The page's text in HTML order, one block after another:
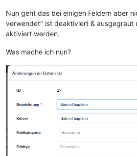
Nun geht das bei einigen Feldern aber
verwendet" ist deaktiviert & ausgegraut
aktiviert werden.
Was mache ich nun?